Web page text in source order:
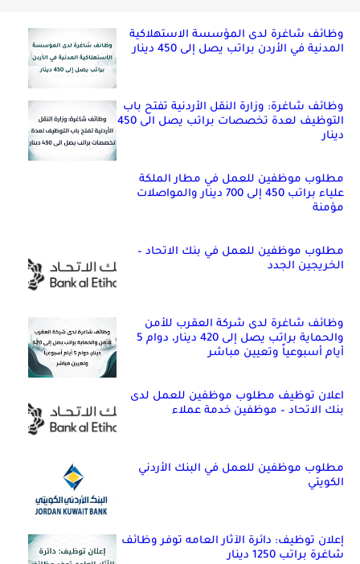
وظائف شاغرة لدى المؤسسة الاستهلاكية
المدنية في الأردن براتب يصل إلى 450 دينار
وظائف شاغرة: وزارة النقل الأردنية تفتح باب
التوظيف لعدة تخصصات براتب يصل الى 450
دينار
مطلوب موظفين للعمل في مطار الملكة
علياء براتب 450 إلى 700 دينار والمواصلات
مؤمنة
مطلوب موظفين للعمل في بنك الاتحاد –
الخريجين الجدد
وظائف شاغرة لدى شركة العقرب للأمن
والحماية براتب يصل إلى 420 دينار، دوام 5
أيام أسبوعياً وتعيين مباشر
اعلان توظيف مطلوب موظفين للعمل لدى
بنك الاتحاد – موظفين خدمة عملاء
مطلوب موظفين للعمل في البنك الأردني
الكويتي
إعلان توظيف: دائرة الآثار العامه توفر وظائف
شاغرة براتب 1250 دينار